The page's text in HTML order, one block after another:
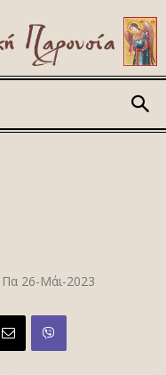
Πα 26-Μάι-2023